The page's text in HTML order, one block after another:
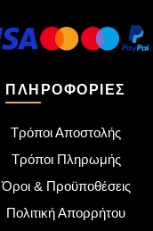
ΠΛΗΡΟΦΟΡΊΕΣ
Τρόποι Αποστολής
Τρόποι Πληρωμής
Όροι & Προϋποθέσεις
Πολιτική Απορρήτου